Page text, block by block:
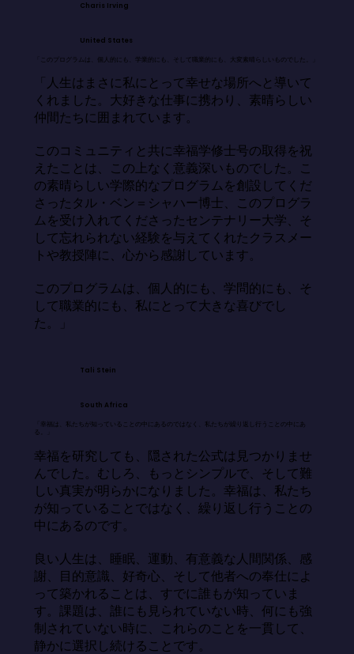
Charis Irving
United States
「このプログラムは、個人的にも、学業的にも、そして職業的にも、大変素晴らしいものでした。」
「人生はまさに私にとって幸せな場所へと導いて
くれました。大好きな仕事に携わり、素晴らしい
仲間たちに囲まれています。
このコミュニティと共に幸福学修士号の取得を祝
えたことは、この上なく意義深いものでした。こ
の素晴らしい学際的なプログラムを創設してくだ
さったタル・ベン＝シャハー博士、このプログラ
ムを受け入れてくださったセンテナリー大学、そ
して忘れられない経験を与えてくれたクラスメー
トや教授陣に、心から感謝しています。
このプログラムは、個人的にも、学問的にも、そ
して職業的にも、私にとって大きな喜びでし
た。」
Tali Stein
South Africa
「幸福は、私たちが知っていることの中にあるのではなく、私たちが繰り返し行うことの中にあ
る。」
幸福を研究しても、隠された公式は見つかりませ
んでした。むしろ、もっとシンプルで、そして難
しい真実が明らかになりました。幸福は、私たち
が知っていることではなく、繰り返し行うことの
中にあるのです。
良い人生は、睡眠、運動、有意義な人間関係、感
謝、目的意識、好奇心、そして他者への奉仕によ
って築かれることは、すでに誰もが知っていま
す。課題は、誰にも見られていない時、何にも強
制されていない時に、これらのことを一貫して、
静かに選択し続けることです。